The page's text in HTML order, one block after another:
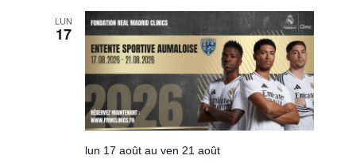
LUN
17
lun 17 août au ven 21 août